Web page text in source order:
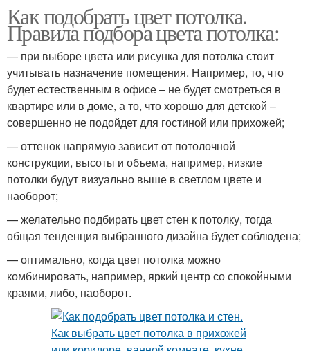
Как подобрать цвет потолка.
Правила подбора цвета потолка:
— при выборе цвета или рисунка для потолка стоит
учитывать назначение помещения. Например, то, что
будет естественным в офисе – не будет смотреться в
квартире или в доме, а то, что хорошо для детской –
совершенно не подойдет для гостиной или прихожей;
— оттенок напрямую зависит от потолочной
конструкции, высоты и объема, например, низкие
потолки будут визуально выше в светлом цвете и
наоборот;
— желательно подбирать цвет стен к потолку, тогда
общая тенденция выбранного дизайна будет соблюдена;
— оптимально, когда цвет потолка можно
комбинировать, например, яркий центр со спокойными
краями, либо, наоборот.